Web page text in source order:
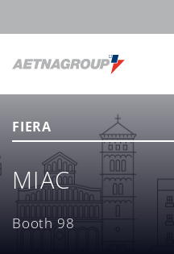
FIERA
MIAC
Booth 98